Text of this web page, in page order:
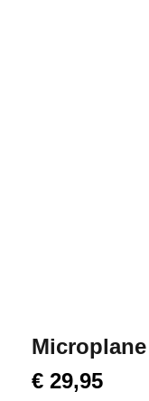
€ 29,95